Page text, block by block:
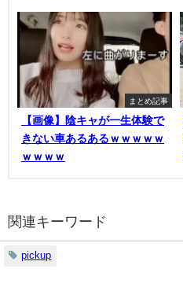
まとめ記事
【画像】陰キャが一生体験で
きない車あるあるｗｗｗｗｗ
ｗｗｗｗ
関連キーワード
pickup